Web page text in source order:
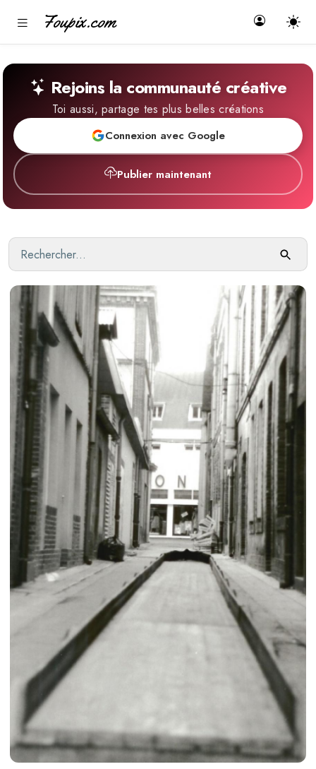
Foupix.com
Rejoins la communauté créative
Toi aussi, partage tes plus belles créations
Connexion avec Google
Publier maintenant